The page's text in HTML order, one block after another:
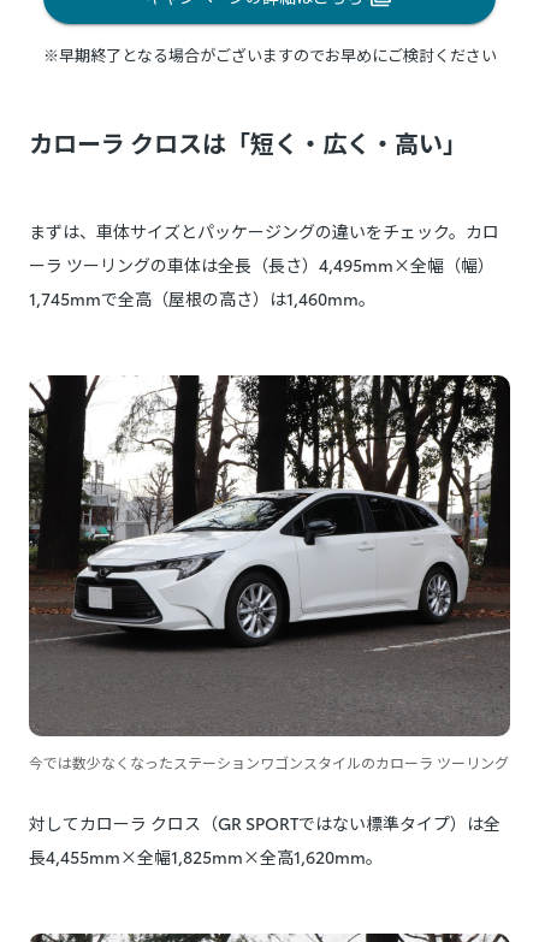
※早期終了となる場合がございますのでお早めにご検討ください
カローラ クロスは「短く・広く・高い」
まずは、車体サイズとパッケージングの違いをチェック。カロ
ーラ ツーリングの車体は全長（長さ）4,495mm×全幅（幅）
1,745mmで全高（屋根の高さ）は1,460mm。
今では数少なくなったステーションワゴンスタイルのカローラ ツーリング
対してカローラ クロス（GR SPORTではない標準タイプ）は全
長4,455mm×全幅1,825mm×全高1,620mm。